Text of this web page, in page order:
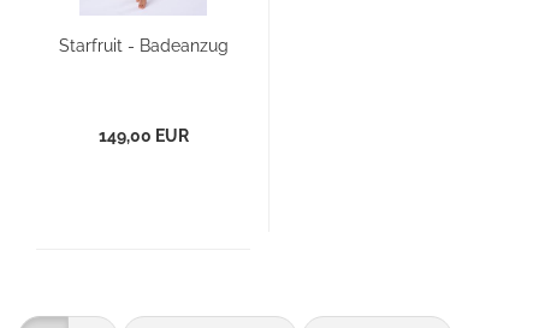
Starfruit - Badeanzug
149,00 EUR